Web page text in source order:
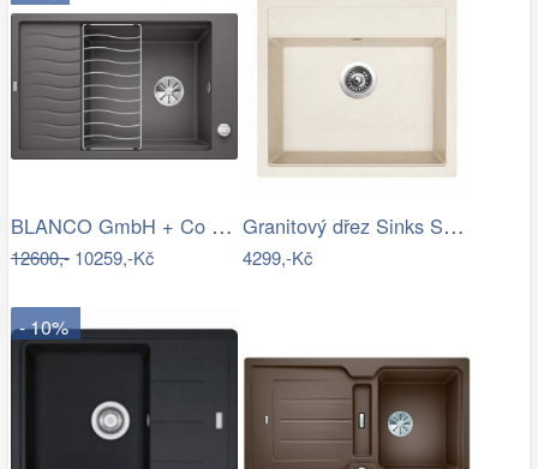
BLANCO GmbH + Co KG Granitový dřez…
12600,-10259,-Kč
Granitový dřez Sinks SOLO 560 Sahara
4299,-Kč
- 10%